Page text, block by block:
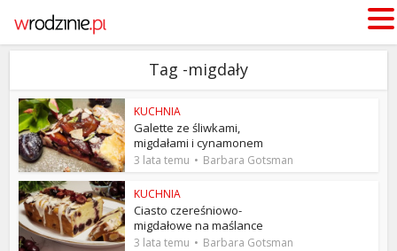
Tag -migdały
KUCHNIA
Galette ze śliwkami,
migdałami i cynamonem
3 lata temu Barbara Gotsman
KUCHNIA
Ciasto czereśniowo-
migdałowe na maślance
3 lata temu Barbara Gotsman